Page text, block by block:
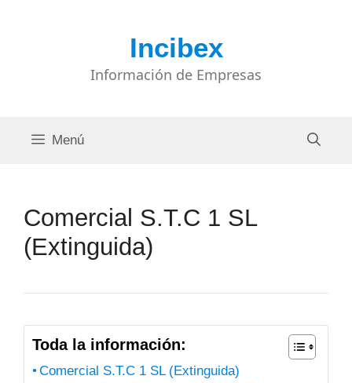
Incibex
Información de Empresas
Menú
Comercial S.T.C 1 SL
(Extinguida)
Toda la información:
Comercial S.T.C 1 SL (Extinguida)